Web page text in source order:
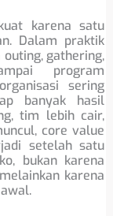
karena satu
Dalam praktik
gathering,
program
sering
banyak hasil
tim lebih cair,
core value
setelah satu
bukan karena
karena